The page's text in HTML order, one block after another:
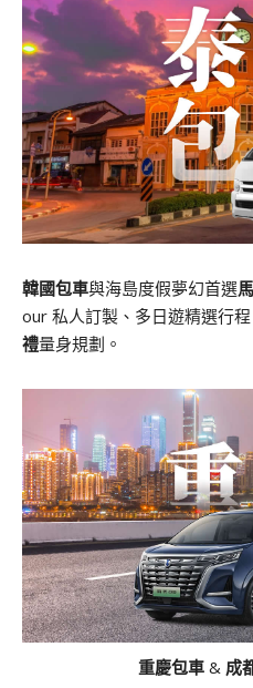
韓國包車與海島度假夢幻首選
our 私人訂製、多日遊精選行
禮量身規劃。
重慶包車& 成